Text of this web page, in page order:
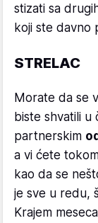
stizati sa
koji ste davno
STRELAC
Morate da se
biste shvatili u
partnerskim
a vi ćete
kao da se
je sve u redu,
Krajem